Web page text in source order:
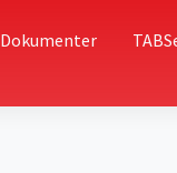
Dokumenter